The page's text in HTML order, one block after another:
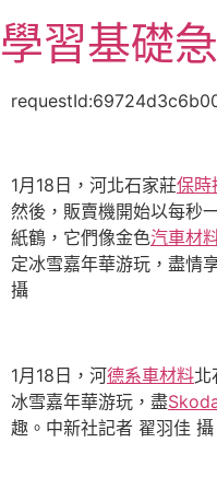
至
主
學習基礎
1月18日，河北石家莊保時
然後，販賣機開始以每秒
紙鶴，它們像金色汽車材
定冰雪嘉年華游玩，盡情
攝
1月18日，河德系車材料北
冰雪嘉年華游玩，盡
趣。中新社記者 翟羽佳 攝